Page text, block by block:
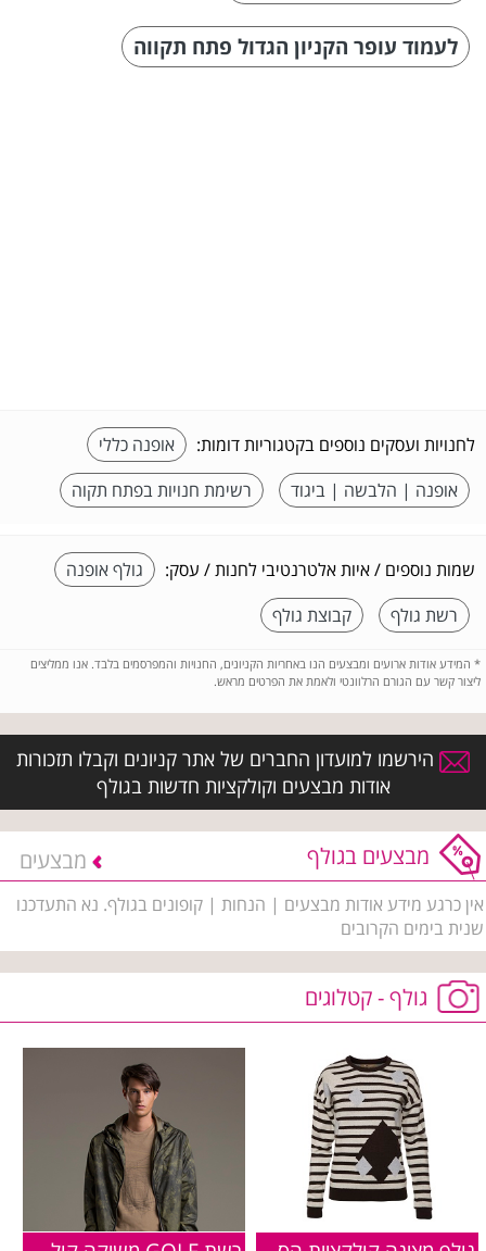
לעמוד עופר הקניון הגדול פתח תקווה
לחנויות ועסקים נוספים בקטגוריות דומות:
אופנה כללי
אופנה | הלבשה | ביגוד
רשימת חנויות בפתח תקוה
שמות נוספים / איות אלטרנטיבי לחנות / עסק:
גולף אופנה
רשת גולף
קבוצת גולף
* המידע אודות ארועים ומבצעים הנו באחריות הקניונים, החנויות והמפרסמים בלבד. אנו ממליצים
ליצור קשר עם הגורם הרלוונטי ולאמת את הפרטים מראש.
הירשמו למועדון החברים של אתר קניונים וקבלו תזכורות
אודות מבצעים וקולקציות חדשות בגולף
מבצעים בגולף מבצעים
אין כרגע מידע אודות מבצעים | הנחות | קופונים בגולף. נא התעדכנו
שנית בימים הקרובים
גולף - קטלוגים